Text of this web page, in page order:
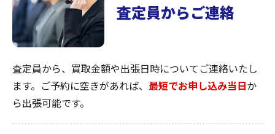
査定員からご連絡
査定員から、買取金額や出張日時についてご連絡いたし
ます。ご予約に空きがあれば、 最短でお申し込み当日か
ら出張可能です。